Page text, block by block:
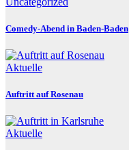
Comedy-Abend in Baden-Baden
Aktuelle
Auftritt auf Rosenau
Aktuelle